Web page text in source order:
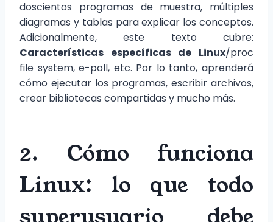
doscientos programas de muestra, múltiples
diagramas y tablas para explicar los conceptos.
Adicionalmente, este texto cubre:
Características específicas de Linux/proc
file system, e-poll, etc. Por lo tanto, aprenderá
cómo ejecutar los programas, escribir archivos,
crear bibliotecas compartidas y mucho más.
2. Cómo funciona
Linux: lo que todo